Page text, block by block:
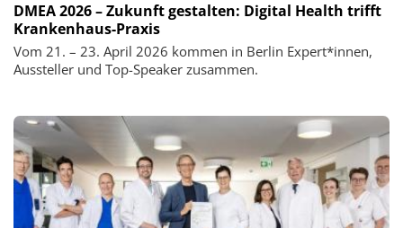
DMEA 2026 – Zukunft gestalten: Digital Health trifft
Krankenhaus-Praxis
Vom 21. – 23. April 2026 kommen in Berlin Expert*innen,
Aussteller und Top-Speaker zusammen.